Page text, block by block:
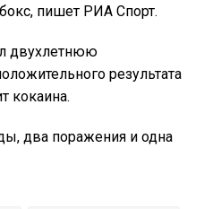
пишет РИА Спорт.
двухлетнюю
результата
кокаина.
два поражения и одна